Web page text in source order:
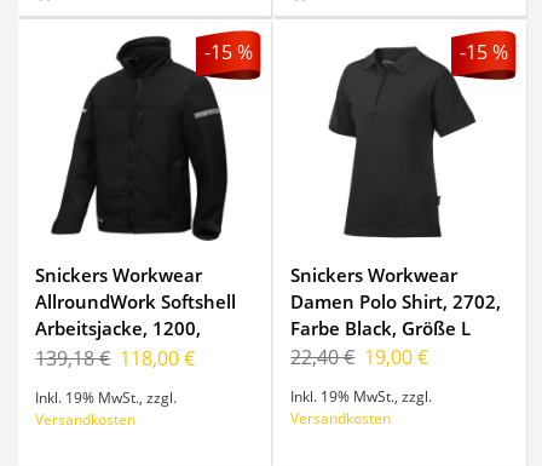
-15 %
Snickers Workwear
AllroundWork Softshell
Arbeitsjacke, 1200,
Farbe Black, Größe XXXL
139,18 € 118,00 €
Inkl. 19% MwSt.,zzgl.
Versandkosten
-15 %
Snickers Workwear
Damen Polo Shirt, 2702,
Farbe Black, Größe L
22,40 € 19,00 €
Inkl. 19% MwSt. ,zzgl.
Versandkosten